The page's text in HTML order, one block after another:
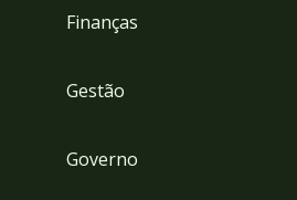
Finanças
Gestão
Governo